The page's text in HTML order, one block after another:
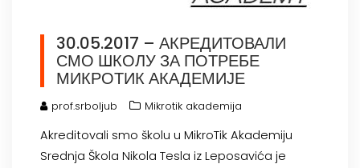
30.05.2017 – АКРЕДИТОВАЛИ
СМО ШКОЛУ ЗА ПОТРЕБЕ
МИКРОТИК АКАДЕМИЈЕ
prof.srboljub Mikrotik akademija
Akreditovali smo školu u MikroTik Akademiju
Srednja Škola Nikola Tesla iz Leposavića je